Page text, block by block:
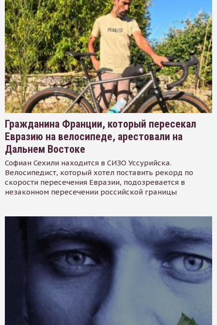
Гражданина Франции, который пересекал
Евразию на велосипеде, арестовали на
Дальнем Востоке
Софиан Сехили находится в СИЗО Уссурийска.
Велосипедист, который хотел поставить рекорд по
скорости пересечения Евразии, подозревается в
незаконном пересечении российской границы